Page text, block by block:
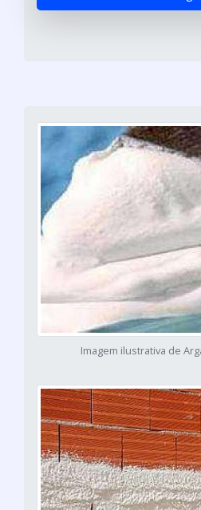
Imagem ilustrativa de